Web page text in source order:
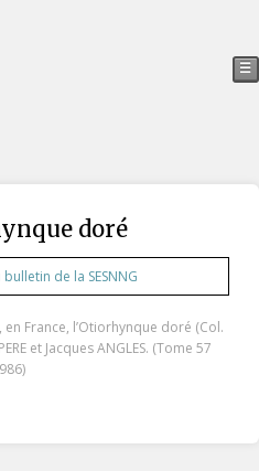
☰
doré
de la SESNNG
France, l’Otiorhynque doré (Col.
et Jacques ANGLES. (Tome 57